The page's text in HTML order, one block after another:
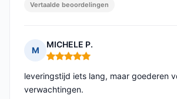
Vertaalde beoordelingen
M
MICHELE P.
Opmerking: 5 van 5
leveringstijd iets lang, maar goederen
verwachtingen.